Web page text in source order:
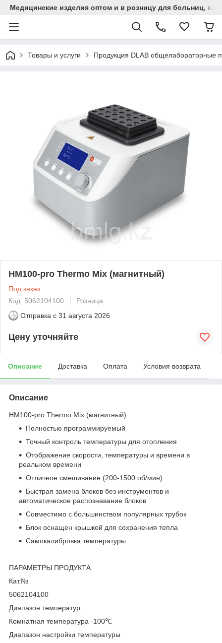
Медицинские изделия оптом и в розницу для больниц,
Товары и услуги Продукция DLAB общелабораторные
HM100-pro Thermo Mix (магнитный)
Под заказ
Код: 5062104100
Розница
Отправка с 31 августа 2026
Цену уточняйте
Описание Доставка Оплата Условия возврата
Описание
HM100-pro Thermo Mix (магнитный)
Полностью программируемый
Точный контроль температуры для отопления
Отображение скорости, температуры и времени в
реальном времени
Отличное смешивание (200-1500 об/мин)
Быстрая замена блоков без инструментов и
автоматическое распознавание блоков
Совместимо с большинством популярных трубок
Блок оснащен крышкой для сохранения тепла
Самокалибровка температуры
ПАРАМЕТРЫ ПРОДУКТА
Кат.№
5062104100
Диапазон температур
Комнатная температура -100℃
Диапазон настройки температуры